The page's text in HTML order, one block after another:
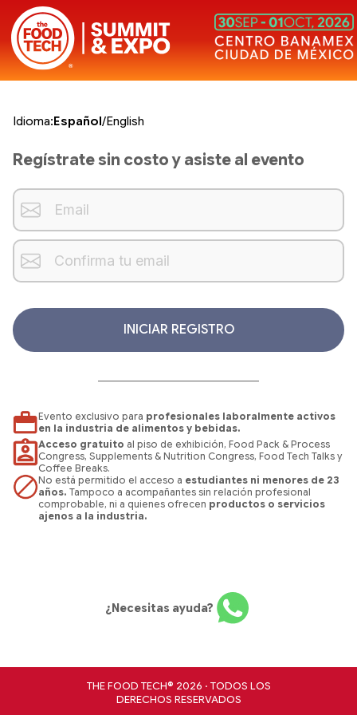
Idioma:Español/English
Regístrate sin costo y asiste al evento
INICIAR REGISTRO
Evento exclusivo para profesionales laboralmente activos
en la industria de alimentos y bebidas.
Acceso gratuito al piso de exhibición, Food Pack & Process
Congress, Supplements & Nutrition Congress, Food Tech Talks y
Coffee Breaks.
No está permitido el acceso a estudiantes ni menores de 23
años. Tampoco a acompañantes sin relación profesional
comprobable, ni a quienes ofrecen productos o servicios
ajenos a la industria.
¿Necesitas ayuda?
THE FOOD TECH® 2026 · TODOS LOS
DERECHOS RESERVADOS